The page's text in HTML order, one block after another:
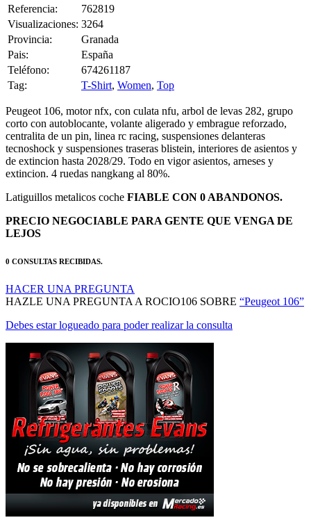
Referencia:
762819
Visualizaciones: 3264
Provincia:
Granada
Pais:
España
Teléfono:
674261187
Tag:
T-Shirt, Women, Top
Peugeot 106, motor nfx, con culata nfu, arbol de levas 282, grupo
corto con autoblocante, volante aligerado y embrague reforzado,
centralita de un pin, linea rc racing, suspensiones delanteras
tecnoshock y suspensiones traseras blistein, interiores de asientos y
de extincion hasta 2028/29. Todo en vigor asientos, arneses y
extincion. 4 ruedas nangkang al 80%.
Latiguillos metalicos coche FIABLE CON 0 ABANDONOS.
PRECIO NEGOCIABLE PARA GENTE QUE VENGA DE
LEJOS
0 CONSULTAS RECIBIDAS.
HACER UNA PREGUNTA
HAZLE UNA PREGUNTA A ROCIO106 SOBRE “Peugeot 106”
Debes estar logueado para poder realizar la consulta